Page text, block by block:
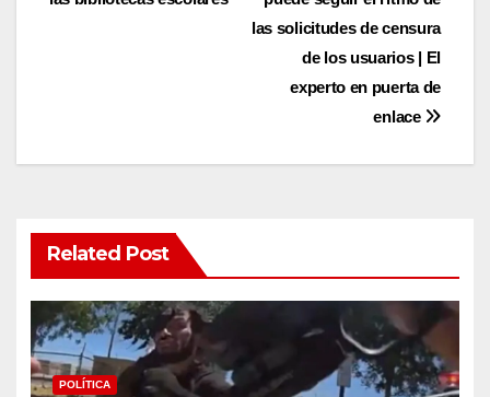
las solicitudes de censura
de los usuarios | El
experto en puerta de
enlace
Related Post
POLÍTICA